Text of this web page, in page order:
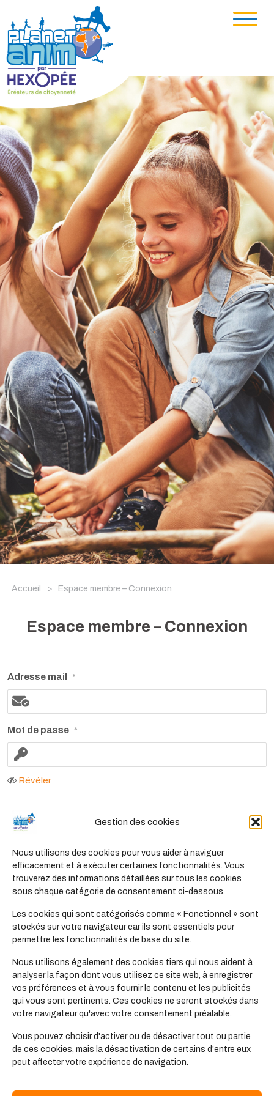
Gestion des cookies
Nous utilisons des cookies pour vous aider à naviguer
efficacement et à exécuter certaines fonctionnalités. Vous
trouverez des informations détaillées sur tous les cookies
sous chaque catégorie de consentement ci-dessous.
Les cookies qui sont catégorisés comme « Fonctionnel » sont
stockés sur votre navigateur car ils sont essentiels pour
permettre les fonctionnalités de base du site.
Nous utilisons également des cookies tiers qui nous aident à
analyser la façon dont vous utilisez ce site web, à enregistrer
vos préférences et à vous fournir le contenu et les publicités
qui vous sont pertinents. Ces cookies ne seront stockés dans
votre navigateur qu'avec votre consentement préalable.
Vous pouvez choisir d'activer ou de désactiver tout ou partie
de ces cookies, mais la désactivation de certains d'entre eux
peut affecter votre expérience de navigation.
Accueil > Espace membre – Connexion
Espace membre – Connexion
Adresse mail *
Mot de passe *
Révéler
Se souvenir de moi
Mot de passe oublié ?